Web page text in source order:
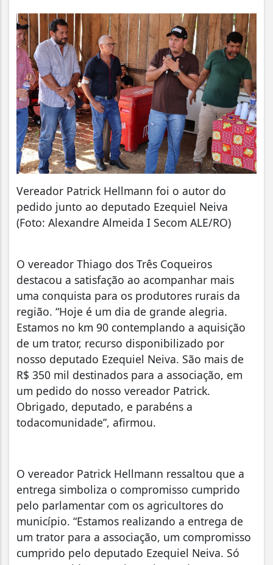
Vereador Patrick Hellmann foi o autor do
pedido junto ao deputado Ezequiel Neiva
(Foto: Alexandre Almeida I Secom ALE/RO)
O vereador Thiago dos Três Coqueiros
destacou a satisfação ao acompanhar mais
uma conquista para os produtores rurais da
região. “Hoje é um dia de grande alegria.
Estamos no km 90 contemplando a aquisição
de um trator, recurso disponibilizado por
nosso deputado Ezequiel Neiva. São mais de
R$ 350 mil destinados para a associação, em
um pedido do nosso vereador Patrick.
Obrigado, deputado, e parabéns a
todacomunidade”, afirmou.
O vereador Patrick Hellmann ressaltou que a
entrega simboliza o compromisso cumprido
pelo parlamentar com os agricultores do
município. “Estamos realizando a entrega de
um trator para a associação, um compromisso
cumprido pelo deputado Ezequiel Neiva. Só